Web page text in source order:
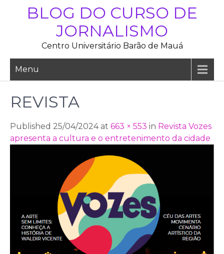
BLOG DO CURSO DE
JORNALISMO
Centro Universitário Barão de Mauá
Menu
REVISTA
Published 25/04/2024 at 663 × 553 in Revista Vozes
apresenta a cultura e o entretenimento da cidade